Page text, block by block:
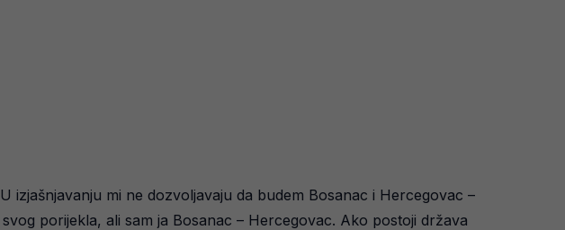
mi ne dozvoljavaju da budem Bosanac i Hercegovac –
porijekla, ali sam ja Bosanac – Hercegovac. Ako postoji država